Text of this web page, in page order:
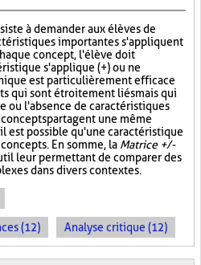
à demander aux élèves de
importantes s'appliquent
concept, l'élève doit
s'applique (+) ou ne
est particulièrement efficace
qui sont étroitement liés mais qui
ou l'absence de caractéristiques
partagent une même
est possible qu'une caractéristique
En somme, la Matrice +/-
leur permettant de comparer des
dans divers contextes.
(12) Analyse critique (12)